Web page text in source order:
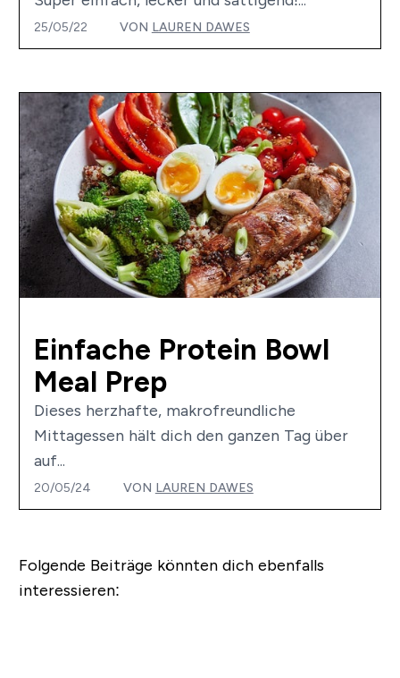
25/05/22 VON LAUREN DAWES
Einfache Protein Bowl
Meal Prep
Dieses herzhafte, makrofreundliche
Mittagessen hält dich den ganzen Tag über
auf...
20/05/24 VON LAUREN DAWES
Folgende Beiträge könnten dich ebenfalls
interessieren: